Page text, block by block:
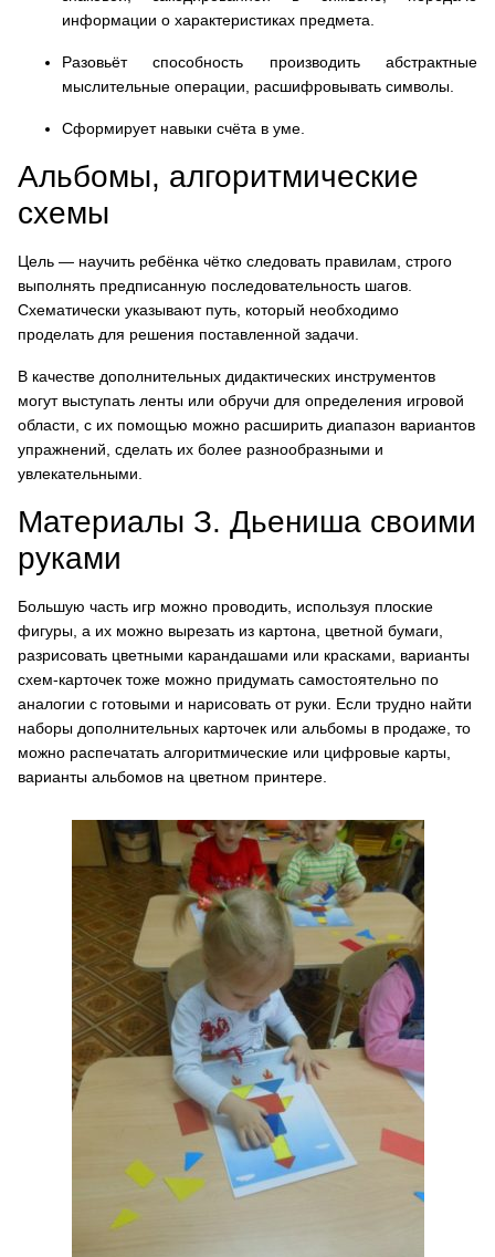
информации о характеристиках предмета.
Разовьёт способность производить абстрактные
мыслительные операции, расшифровывать символы.
Сформирует навыки счёта в уме.
Альбомы, алгоритмические
схемы
Цель — научить ребёнка чётко следовать правилам, строго
выполнять предписанную последовательность шагов.
Схематически указывают путь, который необходимо
проделать для решения поставленной задачи.
В качестве дополнительных дидактических инструментов
могут выступать ленты или обручи для определения игровой
области, с их помощью можно расширить диапазон вариантов
упражнений, сделать их более разнообразными и
увлекательными.
Материалы З. Дьениша своими
руками
Большую часть игр можно проводить, используя плоские
фигуры, а их можно вырезать из картона, цветной бумаги,
разрисовать цветными карандашами или красками, варианты
схем-карточек тоже можно придумать самостоятельно по
аналогии с готовыми и нарисовать от руки. Если трудно найти
наборы дополнительных карточек или альбомы в продаже, то
можно распечатать алгоритмические или цифровые карты,
варианты альбомов на цветном принтере.